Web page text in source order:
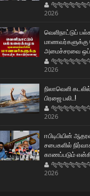
2026
வெளிநாட்டுப்
மாணவர்களுக்கு
அமைச்சரவை
2026
நிலாவெளி
பிரஜை பலி..!
2026
ஈபிடிபியின்
சபைகளில்
காணப்படும்
2026